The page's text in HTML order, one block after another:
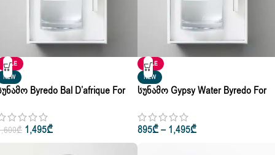
SALE
NEW
Byredo Bal D’afrique For
₾ 1,495₾
SALE
NEW
Სუნამო Gypsy Water Byredo For
100ml • 250ml
895₾– 1,495₾